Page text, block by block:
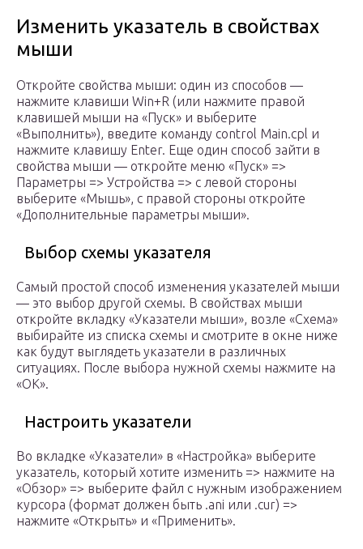
Изменить указатель в свойствах
мыши
Откройте свойства мыши: один из способов —
нажмите клавиши Win+R (или нажмите правой
клавишей мыши на «Пуск» и выберите
«Выполнить»), введите команду control Main.cpl и
нажмите клавишу Enter. Еще один способ зайти в
свойства мыши — откройте меню «Пуск» =>
Параметры => Устройства => с левой стороны
выберите «Мышь», с правой стороны откройте
«Дополнительные параметры мыши».
Выбор схемы указателя
Самый простой способ изменения указателей мыши
— это выбор другой схемы. В свойствах мыши
откройте вкладку «Указатели мыши», возле «Схема»
выбирайте из списка схемы и смотрите в окне ниже
как будут выглядеть указатели в различных
ситуациях. После выбора нужной схемы нажмите на
«ОК».
Настроить указатели
Во вкладке «Указатели» в «Настройка» выберите
указатель, который хотите изменить => нажмите на
«Обзор» => выберите файл с нужным изображением
курсора (формат должен быть .ani или .cur) =>
нажмите «Открыть» и «Применить».